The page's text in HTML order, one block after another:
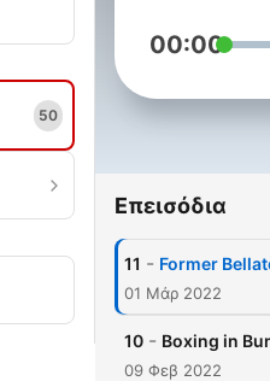
50
00:00
Επεισόδια
11 - Former
01 Μάρ 2022
10 - Boxing in
09 Φεβ 2022